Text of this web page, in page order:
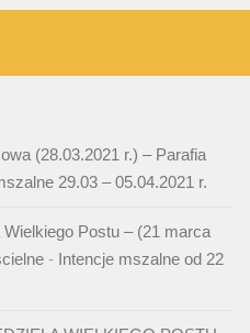
(28.03.2021 r.) – Parafia
29.03 – 05.04.2021 r.
Postu – (21 marca
- Intencje mszalne od 22